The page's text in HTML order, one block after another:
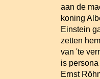
aan de
koning
Einstein
zetten
van 'te
is
Ernst